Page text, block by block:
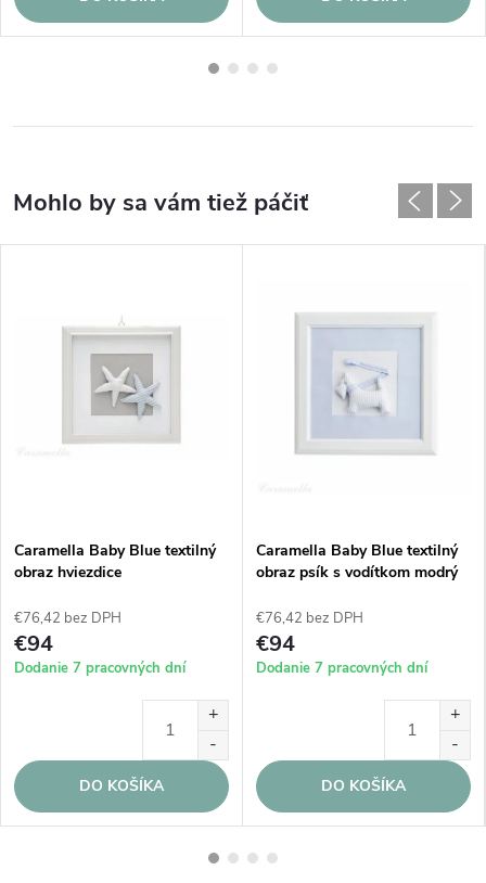
Caramella Baby Blue textilný
obraz hviezdice
€76,42 bez DPH
€94
Dodanie 7 pracovných dní
DO KOŠÍKA
Caramella Baby Blue textilný
obraz psík s vodítkom modrý
€76,42 bez DPH
€94
Dodanie 7 pracovných dní
DO KOŠÍKA